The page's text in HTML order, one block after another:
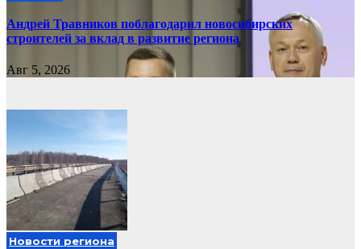
Андрей Травников поблагодарил новосибирских
строителей за вклад в развитие региона
Авг 5, 2026
Новости региона